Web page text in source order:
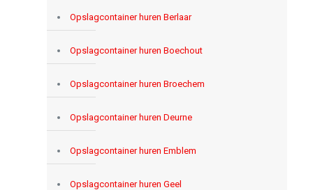
Opslagcontainer huren Berlaar
Opslagcontainer huren Boechout
Opslagcontainer huren Broechem
Opslagcontainer huren Deurne
Opslagcontainer huren Emblem
Opslagcontainer huren Geel